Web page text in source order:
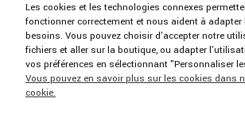
606 402 112
hello@njufront.com
Les cookies et les technologies connexes
fonctionner correctement et nous aident à adapter
besoins. Vous pouvez choisir d'accepter notre
fichiers et aller sur la boutique, ou adapter
vos préférences en sélectionnant "Personnaliser
Vous pouvez en savoir plus sur les cookies dans
cookie.